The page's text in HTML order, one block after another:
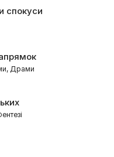
спокуси
Драми